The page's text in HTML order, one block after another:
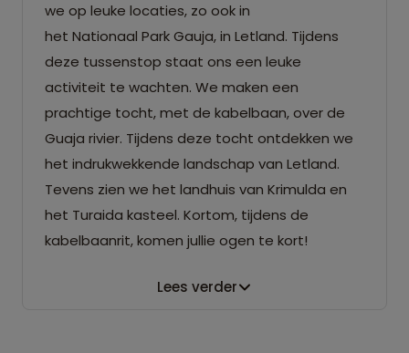
we op leuke locaties, zo ook in
het Nationaal Park Gauja, in Letland. Tijdens
deze tussenstop staat ons een leuke
activiteit te wachten. We maken een
prachtige tocht, met de kabelbaan, over de
Guaja rivier. Tijdens deze tocht ontdekken we
het indrukwekkende landschap van Letland.
Tevens zien we het landhuis van Krimulda en
het Turaida kasteel. Kortom, tijdens de
kabelbaanrit, komen jullie ogen te kort!
Lees verder